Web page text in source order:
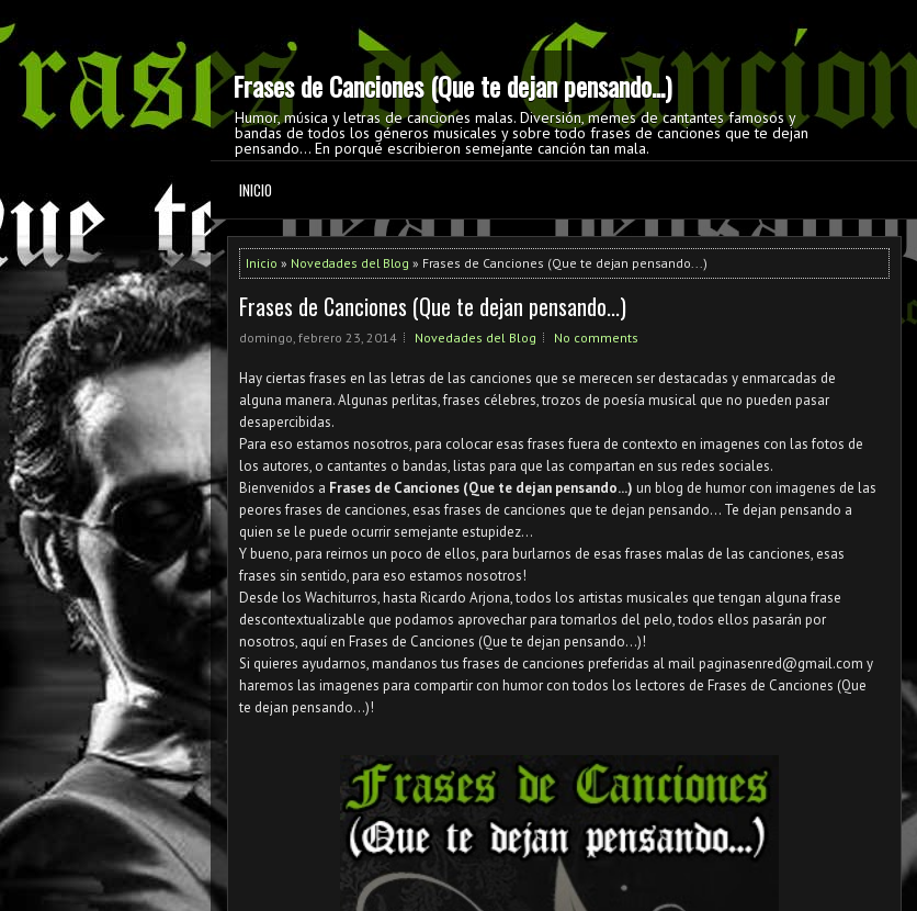
Frases de Canciones (Que te dejan pensando...)
Humor, música y letras de canciones malas. Diversión, memes de cantantes famosos y
bandas de todos los géneros musicales y sobre todo frases de canciones que te dejan
pensando... En porqué escribieron semejante canción tan mala.
INICIO
Inicio » Novedades del Blog » Frases de Canciones (Que te dejan pensando...)
Frases de Canciones (Que te dejan pensando...)
domingo, febrero 23, 2014 Novedades del Blog No comments
Hay ciertas frases en las letras de las canciones que se merecen ser destacadas y enmarcadas de
alguna manera. Algunas perlitas, frases célebres, trozos de poesía musical que no pueden pasar
desapercibidas.
Para eso estamos nosotros, para colocar esas frases fuera de contexto en imagenes con las fotos de
los autores, o cantantes o bandas, listas para que las compartan en sus redes sociales.
Bienvenidos a Frases de Canciones (Que te dejan pensando...) un blog de humor con imagenes de las
peores frases de canciones, esas frases de canciones que te dejan pensando... Te dejan pensando a
quien se le puede ocurrir semejante estupidez...
Y bueno, para reirnos un poco de ellos, para burlarnos de esas frases malas de las canciones, esas
frases sin sentido, para eso estamos nosotros!
Desde los Wachiturros, hasta Ricardo Arjona, todos los artistas musicales que tengan alguna frase
descontextualizable que podamos aprovechar para tomarlos del pelo, todos ellos pasarán por
nosotros, aquí en Frases de Canciones (Que te dejan pensando...)!
Si quieres ayudarnos, mandanos tus frases de canciones preferidas al mail paginasenred@gmail.com y
haremos las imagenes para compartir con humor con todos los lectores de Frases de Canciones (Que
te dejan pensando...)!